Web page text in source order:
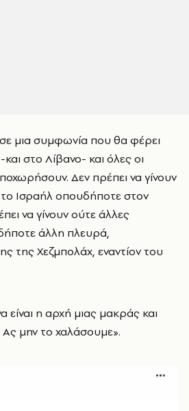
μια συμφωνία που θα φέρει
στο Λίβανο- και όλες οι
Δεν πρέπει να γίνουν
το Ισραήλ οπουδήποτε στον
να γίνουν ούτε άλλες
άλλη πλευρά,
της Χεζμπολάχ, εναντίον του
η αρχή μιας μακράς και
μην το χαλάσουμε».